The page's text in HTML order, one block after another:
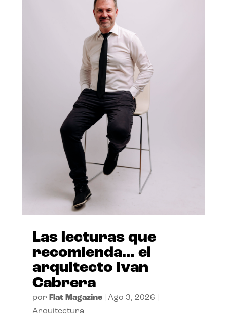
Las lecturas que
recomienda… el
arquitecto Ivan
Cabrera
por Flat Magazine| Ago 3, 2026
Arquitectura